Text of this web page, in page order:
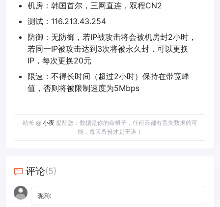
机房：韩国首尔，三网直连，双程CN2
测试：116.213.43.254
防御：无防御，若IP被攻击将会被机房封2小时，
若同一IP被攻击达到3次将被永久封，可以更换
IP，每次更换20元
限速：不得长时间（超过2小时）保持在带宽峰
值，否则将被限制速度为5Mbps
站长 @ 小夜 提醒您：数据是你的命根子，任何云都有丢失数据的可
能，每天备份才是王道！
评论(5)